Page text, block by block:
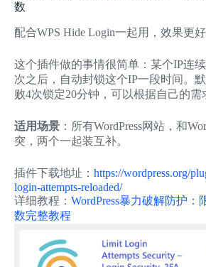
数
配合WPS Hide Login一起用，效果更好
这个插件做的事情很简单：某个IP连
次之后，自动封锁这个IP一段时间。
败4次锁定20分钟，可以根据自己的需
适用场景 ：所有WordPress网站，和
突，两个一起装互补。
插件下载地址： https://wordpress.org/
login-attempts-reloaded/
详细教程： WordPress暴力破解防护：
数完整教程